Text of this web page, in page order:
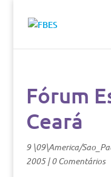
Fórum
Ceará
9 \09\America/
2005|0 Comentários